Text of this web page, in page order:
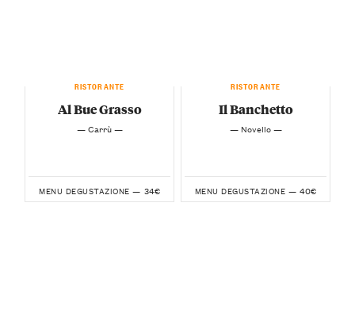
RISTORANTE
Al Bue Grasso
— Carrù —
MENU DEGUSTAZIONE — 34€
RISTORANTE
Il Banchetto
— Novello —
MENU DEGUSTAZIONE — 40€